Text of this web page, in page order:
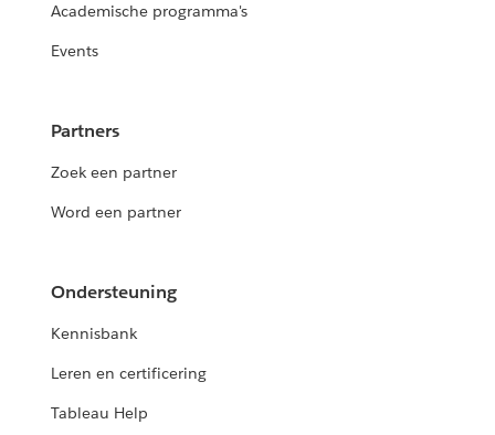
Academische programma's
Events
Partners
Zoek een partner
Word een partner
Ondersteuning
Kennisbank
Leren en certificering
Tableau Help